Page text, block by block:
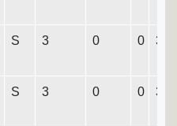
S 3 0 0 3
S 3 0 0 3